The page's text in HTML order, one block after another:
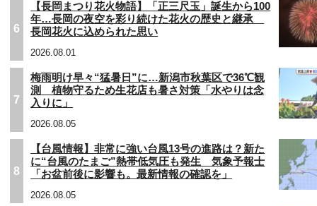
6
【長岡まつり花火物語】「正三尺玉」誕生から100
年…長岡の夜空を彩り続けた花火の歴史と継承
長岡花火に込められた思い
2026.08.01
7
梅雨明け早々“猛暑日”に…新潟市秋葉区で36℃観
測 植物守るため生花店も暑さ対策「水やりは念
入りに」
2026.08.05
8
【台風情報】非常に強い台風13号の進路は？新た
に“台風のたまご”熱帯低気圧も発生 気象予報士
「お盆前後に影響も。最新情報の確認を」
2026.08.05